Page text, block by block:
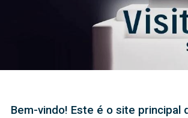
Bem-vindo! Este é o site principal